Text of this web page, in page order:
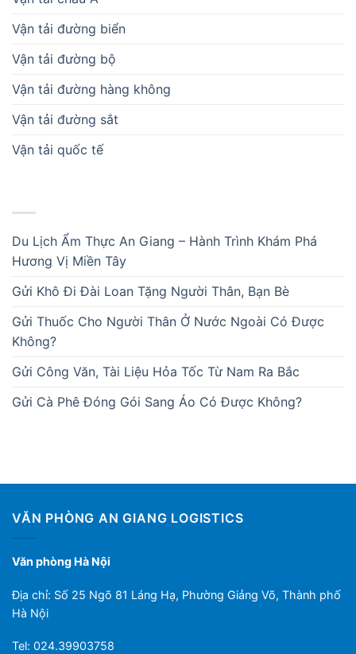
Vận tải đường biển
Vận tải đường bộ
Vận tải đường hàng không
Vận tải đường sắt
Vận tải quốc tế
Du Lịch Ẩm Thực An Giang – Hành Trình Khám Phá
Hương Vị Miền Tây
Gửi Khô Đi Đài Loan Tặng Người Thân, Bạn Bè
Gửi Thuốc Cho Người Thân Ở Nước Ngoài Có Được
Không?
Gửi Công Văn, Tài Liệu Hỏa Tốc Từ Nam Ra Bắc
Gửi Cà Phê Đóng Gói Sang Áo Có Được Không?
VĂN PHÒNG AN GIANG LOGISTICS
Văn phòng Hà Nội
Địa chỉ: Số 25 Ngõ 81 Láng Hạ, Phường Giảng Võ, Thành phố
Hà Nội
Tel: 024.39903758